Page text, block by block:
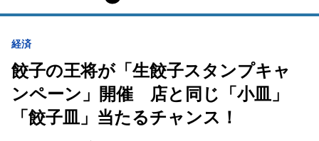
経済
餃子の王将が「生餃子スタンプキャ
ンペーン」開催 店と同じ「小皿」
「餃子皿」当たるチャンス！